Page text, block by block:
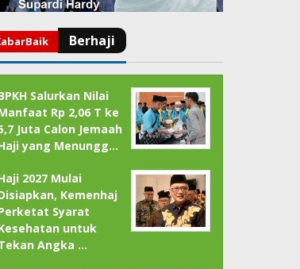
Salurkan Nilai
Rp 2,06 T ke
Juta Calon Jemaah
yang Menungg…
2027 Mulai
Kemenhaj
Syarat
untuk
Angka …